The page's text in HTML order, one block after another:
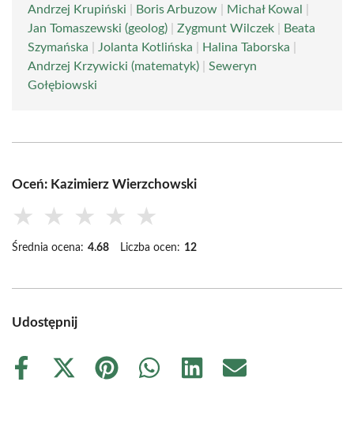
Andrzej Krupiński
Boris Arbuzow Michał Kowal
Jan Tomaszewski (geolog)
Zygmunt Wilczek
Beata
Szymańska
Jolanta Kotlińska Halina Taborska
Andrzej Krzywicki (matematyk)
Seweryn
Gołębiowski
Oceń: Kazimierz Wierzchowski
★ ★ ★ ★ ★
Średnia ocena: 4.68 Liczba ocen: 12
Udostępnij
Share
Share
Share
Share
Share
Share